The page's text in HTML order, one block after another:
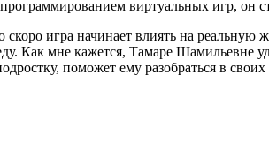
виртуальных игр, он
игра начинает влиять на реальную
Как мне кажется, Тамаре Шамильевне
поможет ему разобраться в